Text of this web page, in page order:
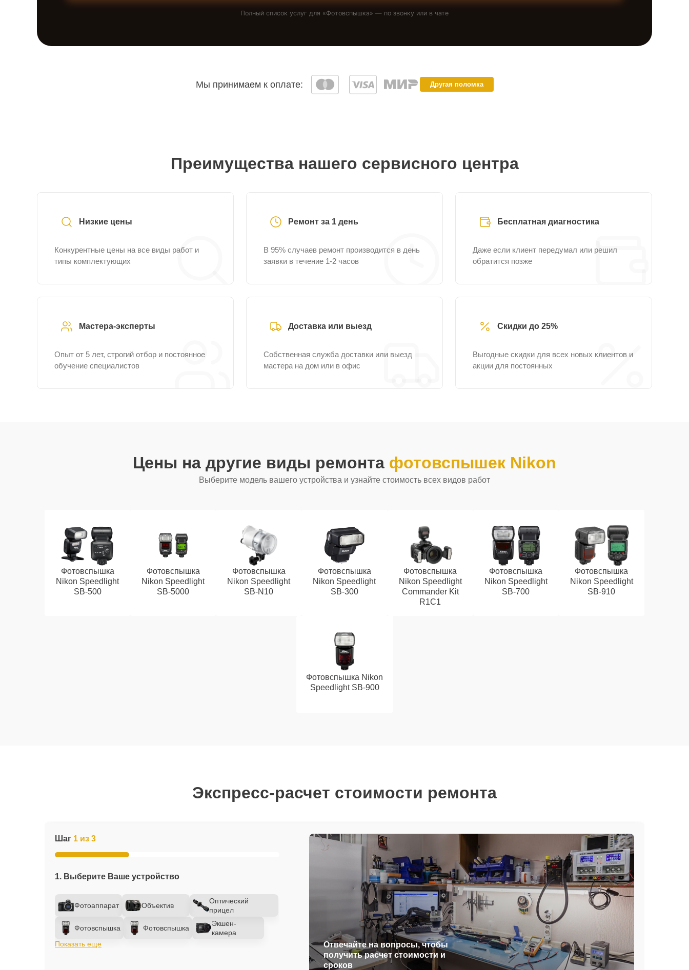
Полный список услуг для «Фотовспышка» — по звонку или в чате
Мы принимаем к оплате: Другая поломка
Преимущества нашего сервисного центра
Низкие цены
Конкурентные цены на все виды работ и
типы комплектующих
Ремонт за 1 день
В 95% случаев ремонт производится в день
заявки в течение 1-2 часов
Бесплатная диагностика
Даже если клиент передумал или решил
обратится позже
Мастера-эксперты
Опыт от 5 лет, строгий отбор и постоянное
обучение специалистов
Доставка или выезд
Собственная служба доставки или выезд
мастера на дом или в офис
Скидки до 25%
Выгодные скидки для всех новых клиентов и
акции для постоянных
Цены на другие виды ремонта фотовспышек Nikon
Выберите модель вашего устройства и узнайте стоимость всех видов работ
Фотовспышка
Nikon Speedlight
SB-500
Фотовспышка
Nikon Speedlight
SB-5000
Фотовспышка
Nikon Speedlight
SB-N10
Фотовспышка
Nikon Speedlight
SB-300
Фотовспышка
Nikon Speedlight
Commander Kit
R1C1
Фотовспышка
Nikon Speedlight
SB-700
Фотовспышка
Nikon Speedlight
SB-910
Фотовспышка Nikon
Speedlight SB-900
Экспресс-расчет стоимости ремонта
Шаг 1 из 3
1. Выберите Ваше устройство
Фотоаппарат Объектив
Оптический
прицел
Фотовспышка Фотовспышка
Экшен-
камера
Показать еще
Отвечайте на вопросы, чтобы
получить расчет стоимости и
сроков